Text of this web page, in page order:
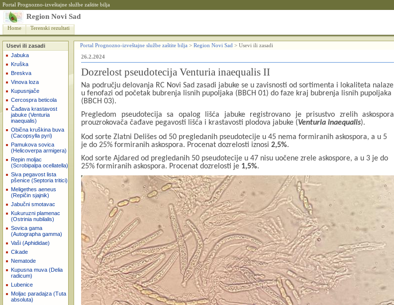
Portal Prognozno-izveštajne službe zaštite bilja
Region Novi Sad
Home Terenski rezultati
Usevi ili zasadi
Jabuka
Kruška
Breskva
Vinova loza
Kupusnjače
Cercospra beticola
Čađava krastavost
jabuke (Venturia
inaequalis)
Obična kruškina buva
(Cacopsylla pyri)
Pamukova sovica
(Helicoverpa armigera)
Repin moljac
(Scrobipalpa ocellatella)
Siva pegavost lista
pšenice (Septoria tritici)
Meligethes aeneus
(Repičin sjajnik)
Jabučni smotavac
Kukuruzni plamenac
(Ostrinia nubilalis)
Sovica gama
(Autographa gamma)
Vaši (Aphididae)
Cikade
Nematode
Kupusna muva (Delia
radicum)
Lubenice
Moljac paradajza (Tuta
absoluta)
Portal Prognozno-izveštajne službe zaštite bilja > Region Novi Sad > Usevi ili zasadi
26.2.2024
Dozrelost pseudotecija Venturia inaequalis II
Na području delovanja RC Novi Sad zasadi jabuke se u zavisnosti od sortimenta i lokaliteta nalaze
u fenofazi od početak bubrenja lisnih pupoljaka (BBCH 01) do faze kraj bubrenja lisnih pupoljaka
(BBCH 03).
Pregledom pseudotecija sa opalog lišća jabuke registrovano je prisustvo zrelih askospora
prouzrokovača čađave pegavosti lišća i krastavosti plodova jabuke (Venturia inaequalis).
Kod sorte Zlatni Delišes od 50 pregledanih pseudotecije u 45 nema formiranih askospora, a u 5
je do 25% formiranih askospora. Procenat dozrelosti iznosi 2,5%.
Kod sorte Ajdared od pregledanih 50 pseudotecije u 47 nisu uočene zrele askospore, a u 3 je do
25% formiranih askospora. Procenat dozrelosti je 1,5%.